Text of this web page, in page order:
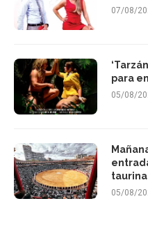
07/08/
para
05/08/
05/08/